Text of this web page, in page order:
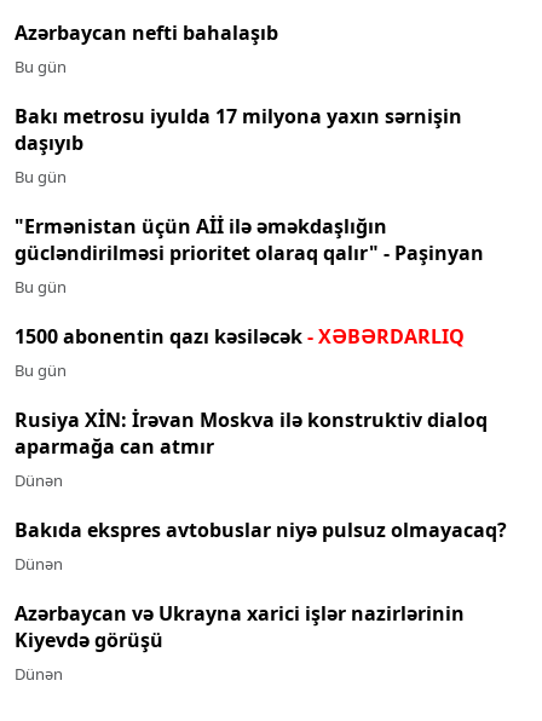
Azərbaycan nefti bahalaşıb
Bu gün
Bakı metrosu iyulda 17 milyona yaxın sərnişin
daşıyıb
Bu gün
"Ermənistan üçün Aİİ ilə əməkdaşlığın
gücləndirilməsi prioritet olaraq qalır" - Paşinyan
Bu gün
1500 abonentin qazı kəsiləcək- XƏBƏRDARLIQ
Bu gün
Rusiya XİN: İrəvan Moskva ilə konstruktiv dialoq
aparmağa can atmır
Dünən
Bakıda ekspres avtobuslar niyə pulsuz olmayacaq?
Dünən
Azərbaycan və Ukrayna xarici işlər nazirlərinin
Kiyevdə görüşü
Dünən